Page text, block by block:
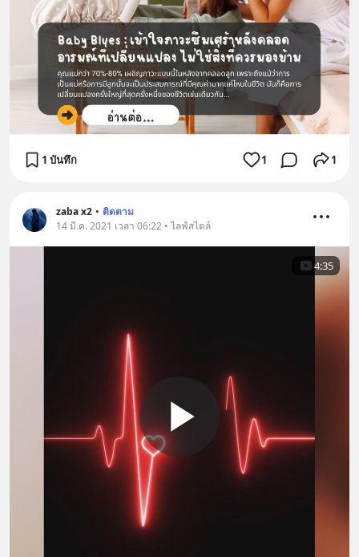
1 บันทึก 1 1
zaba x2 • ติดตาม
14 มี.ค. 2021 เวลา 06:22 • ไลฟ์สไตล์
4:35